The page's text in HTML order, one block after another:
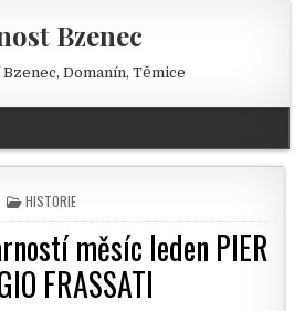
Bzenec
Domanín, Těmice
POSTED IN
HISTORIE
měsíc leden PIER
FRASSATI